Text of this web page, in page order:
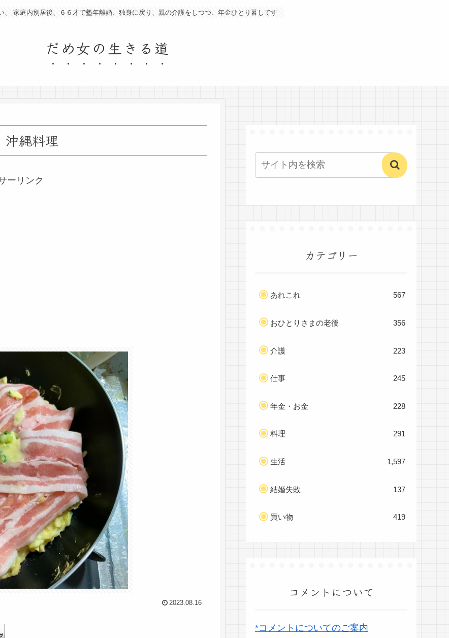
、 家庭内別居後、６６才で塾年離婚、独身に戻り、親の介護をしつつ、年金ひとり暮しです
だめ女の生きる道
沖縄料理
ーリンク
2023.08.16
カテゴリー
あれこれ 567
おひとりさまの老後 356
介護 223
仕事 245
年金・お金 228
料理 291
生活 1,597
結婚失敗 137
買い物 419
コメントについて
*コメントについてのご案内